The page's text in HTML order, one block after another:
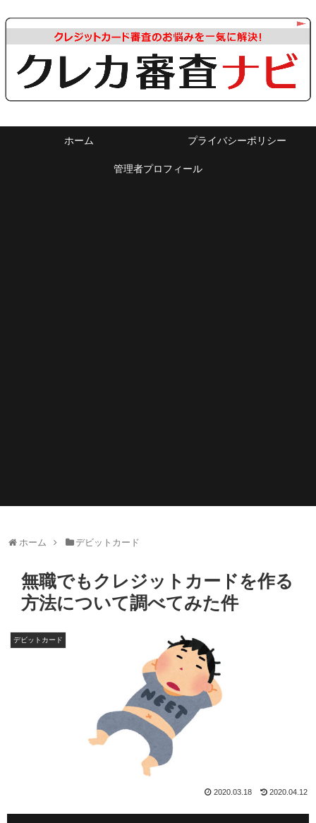
ホーム プライバシーポリシー
管理者プロフィール
ホーム デビットカード
無職でもクレジットカードを作る
方法について調べてみた件
デビットカード
2020.03.18 2020.04.12